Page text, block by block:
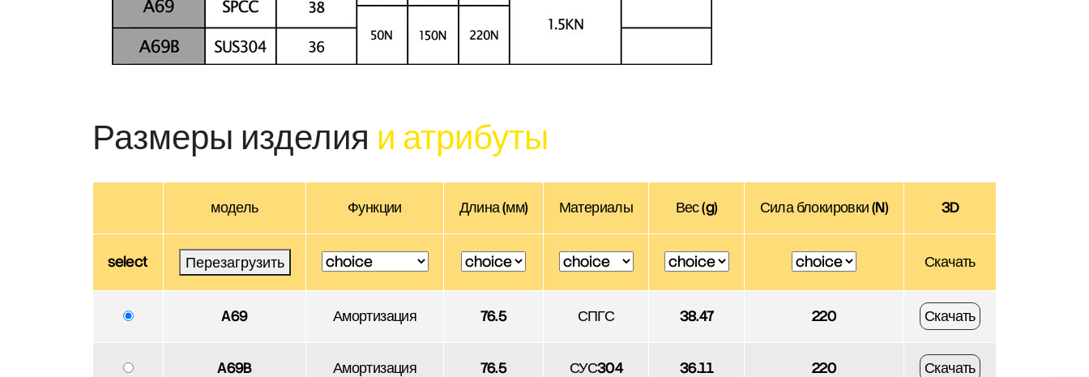
Размеры изделия и атрибуты
модель Функции Длина (мм) Материалы Вес (g) Сила блокировки (N) 3D
select Перезагрузить Скачать
A69 Амортизация 76.5 СПГС 38.47 220 Скачать
A69B Амортизация 76.5 СУС304 36.11 220 Скачать